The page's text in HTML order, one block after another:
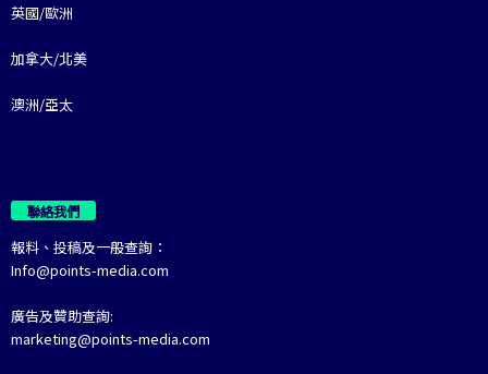
英國/歐洲
加拿大/北美
澳洲/亞太
聯絡我們
報料、投稿及一般查詢：
Info@points-media.com
廣告及贊助查詢:
marketing@points-media.com